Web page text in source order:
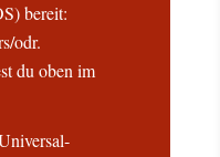
bereit:
odr.
du oben im